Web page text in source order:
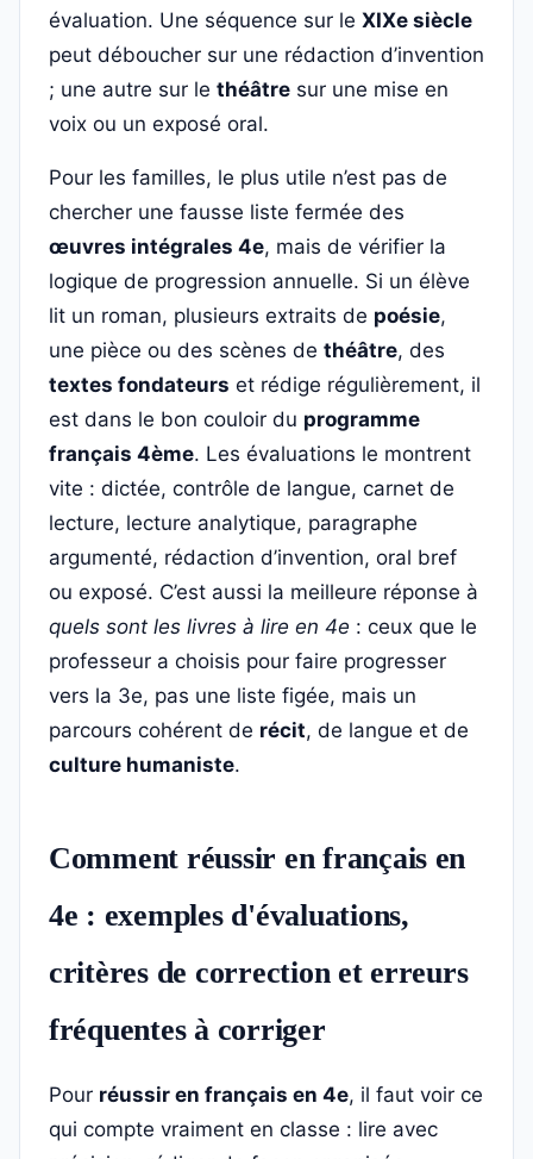
évaluation. Une séquence sur le XIXe siècle
peut déboucher sur une rédaction d’invention
; une autre sur le théâtre sur une mise en
voix ou un exposé oral.
Pour les familles, le plus utile n’est pas de
chercher une fausse liste fermée des
œuvres intégrales 4e, mais de vérifier la
logique de progression annuelle. Si un élève
lit un roman, plusieurs extraits de poésie,
une pièce ou des scènes de théâtre, des
textes fondateurs et rédige régulièrement, il
est dans le bon couloir du programme
français 4ème. Les évaluations le montrent
vite : dictée, contrôle de langue, carnet de
lecture, lecture analytique, paragraphe
argumenté, rédaction d’invention, oral bref
ou exposé. C’est aussi la meilleure réponse à
quels sont les livres à lire en 4e : ceux que le
professeur a choisis pour faire progresser
vers la 3e, pas une liste figée, mais un
parcours cohérent de récit, de langue et de
culture humaniste.
Comment réussir en français en
4e : exemples d'évaluations,
critères de correction et erreurs
fréquentes à corriger
Pour réussir en français en 4e, il faut voir ce
qui compte vraiment en classe : lire avec